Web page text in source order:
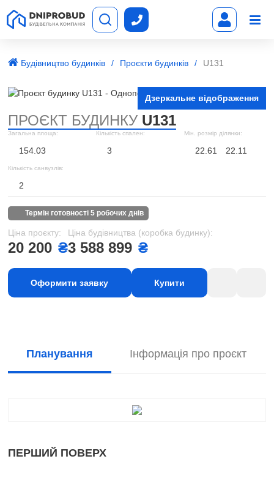
Будівництво будинків Проєкти будинків U131
Дзеркальне відображення
ПРОЄКТ БУДИНКУ U131
Загальна площа:
154.03
Кількість спален:
3
Мін. розмір ділянки:
22.61 22.11
Кількість санвузлів:
2
термін готовності 5 робочих днів
Ціна проєкту:
20 200 ₴
Ціна будівництва (коробка будинку):
3 588 899 ₴
Оформити заявку Купити
Планування Інформація про проєкт
ПЕРШИЙ ПОВЕРХ